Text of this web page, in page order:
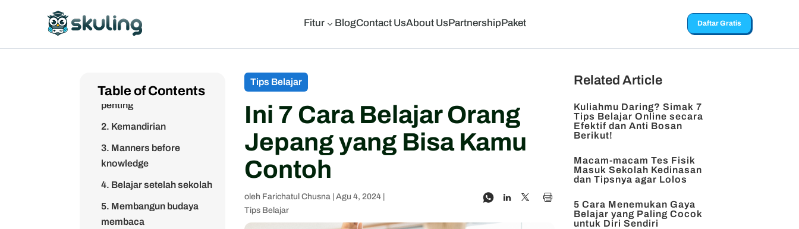
Fitur3 BlogContact UsAbout UsPartnershipPaket Daftar Gratis
Table of Contents
1. Makanan bergizi itu
penting
2. Kemandirian
3. Manners before
knowledge
4. Belajar setelah sekolah
5. Membangun budaya
membaca
Tips Belajar
Ini 7 Cara Belajar Orang
Jepang yang Bisa Kamu
Contoh
oleh Farichatul Chusna |Agu 4, 2024
Tips Belajar
Related Article
Kuliahmu Daring? Simak 7
Tips Belajar Online secara
Efektif dan Anti Bosan
Berikut!
Macam-macam Tes Fisik
Masuk Sekolah Kedinasan
dan Tipsnya agar Lolos
5 Cara Menemukan Gaya
Belajar yang Paling Cocok
untuk Diri Sendiri